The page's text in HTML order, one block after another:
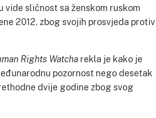
vide sličnost sa ženskom ruskom
2012. zbog svojih prosvjeda protiv
Rights Watcha rekla je kako je
pozornost nego desetak
dvije godine zbog svog